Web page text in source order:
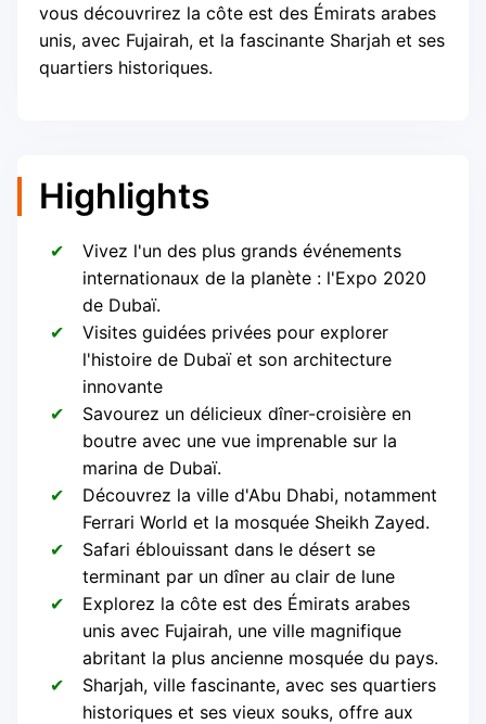
vous découvrirez la côte est des Émirats arabes
unis, avec Fujairah, et la fascinante Sharjah et ses
quartiers historiques.
Highlights
Vivez l'un des plus grands événements
internationaux de la planète : l'Expo 2020
de Dubaï.
Visites guidées privées pour explorer
l'histoire de Dubaï et son architecture
innovante
Savourez un délicieux dîner-croisière en
boutre avec une vue imprenable sur la
marina de Dubaï.
Découvrez la ville d'Abu Dhabi, notamment
Ferrari World et la mosquée Sheikh Zayed.
Safari éblouissant dans le désert se
terminant par un dîner au clair de lune
Explorez la côte est des Émirats arabes
unis avec Fujairah, une ville magnifique
abritant la plus ancienne mosquée du pays.
Sharjah, ville fascinante, avec ses quartiers
historiques et ses vieux souks, offre aux